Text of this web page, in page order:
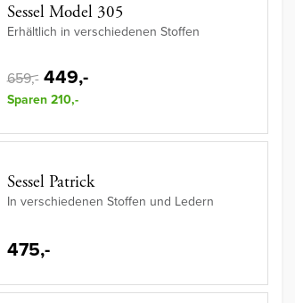
Sessel Model 305
Erhältlich in verschiedenen Stoffen
659,- 449,-
Sparen 210,-
Sessel Patrick
In verschiedenen Stoffen und Ledern
475,-